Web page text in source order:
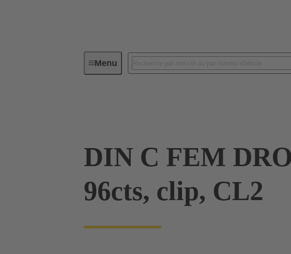
MenuConnectivité d'Equipements
DIN C FEM
96cts, clip, CL2